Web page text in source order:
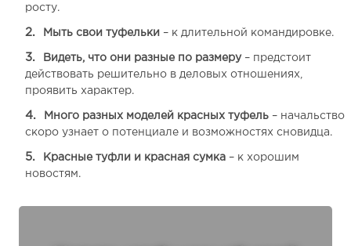
росту.
Мыть свои туфельки – к длительной командировке.
Видеть, что они разные по размеру– предстоит
действовать решительно в деловых отношениях,
проявить характер.
Много разных моделей красных туфель– начальство
скоро узнает о потенциале и возможностях сновидца.
Красные туфли и красная сумка– к хорошим
новостям.